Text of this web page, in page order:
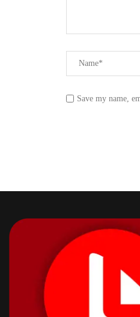
Save my name,